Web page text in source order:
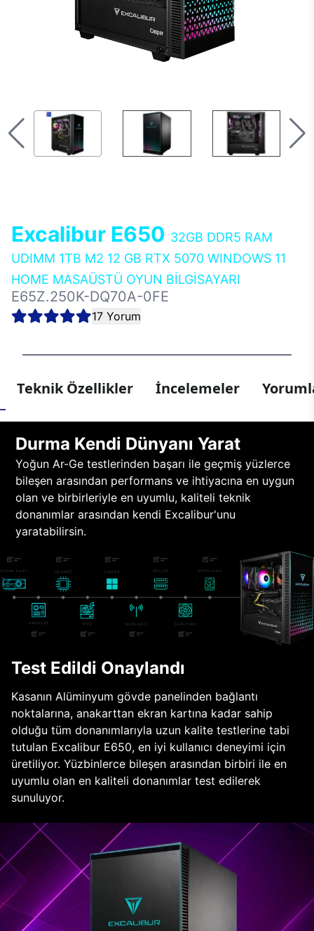
Excalibur E650 32GB DDR5 RAM
UDIMM 1TB M2 12 GB RTX 5070 WINDOWS 11
HOME MASAÜSTÜ OYUN BİLGİSAYARI
E65Z.250K-DQ70A-0FE
17 Yorum
Teknik Özellikler İncelemeler
Durma Kendi Dünyanı Yarat
Yoğun Ar-Ge testlerinden başarı ile geçmiş yüzlerce
bileşen arasından performans ve ihtiyacına en uygun
olan ve birbirleriyle en uyumlu, kaliteli teknik
donanımlar arasından kendi Excalibur'unu
yaratabilirsin.
Test Edildi Onaylandı
Kasanın Alüminyum gövde panelinden bağlantı
noktalarına, anakarttan ekran kartına kadar sahip
olduğu tüm donanımlarıyla uzun kalite testlerine tabi
tutulan Excalibur E650, en iyi kullanıcı deneyimi için
üretiliyor. Yüzbinlerce bileşen arasından birbiri ile en
uyumlu olan en kaliteli donanımlar test edilerek
sunuluyor.